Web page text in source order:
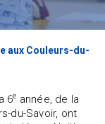
aux Couleurs-du-
6e année, de la
du-Savoir, ont